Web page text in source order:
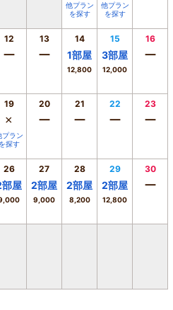
他プラン
を探す
他プラン
を探す
12
ー
13
ー
14
1部屋
12,800
15
3部屋
12,000
16
ー
19
×
プラン
を探す
20
ー
21
ー
22
ー
23
ー
26
部屋
27
2部屋
9,000
28
2部屋
8,200
29
2部屋
12,800
30
ー